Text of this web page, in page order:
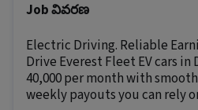
Job వివరణ
Electric Driving. Reliable
Drive Everest Fleet EV cars in
40,000 per month with
weekly payouts you can rely